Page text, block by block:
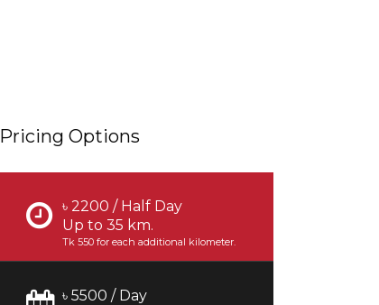
Pricing Options
৳ 2200 / Half Day
Up to 35 km.
Tk 550 for each additional kilometer.
৳ 5500 / Day